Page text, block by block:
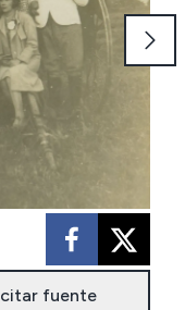
citar fuente